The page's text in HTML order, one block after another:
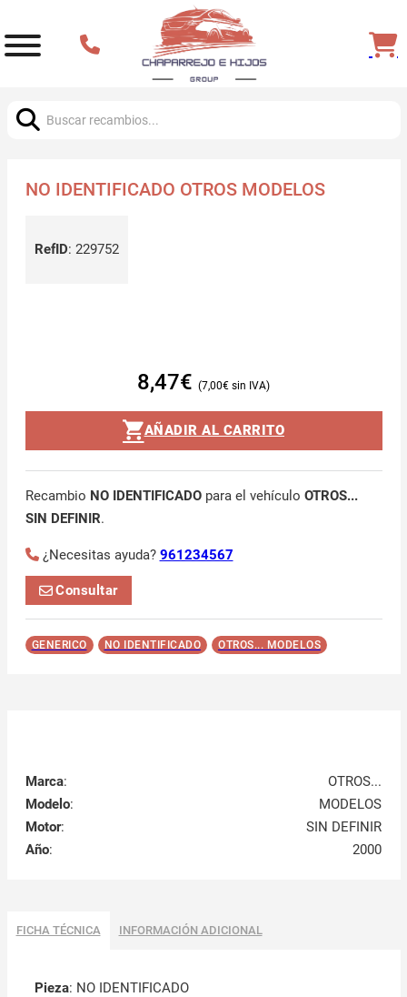
NO IDENTIFICADO OTROS MODELOS
RefID: 229752
8,47€ 7,00€
AÑADIR AL CARRITO
Recambio NO IDENTIFICADOpara el vehículo OTROS...
SIN DEFINIR.
¿Necesitas ayuda? 961234567
Consultar
GENERICO NO IDENTIFICADO OTROS... MODELOS
Marca:
OTROS...
Modelo:
MODELOS
Motor:
SIN DEFINIR
Año: 2000
FICHA TÉCNICA INFORMACIÓN ADICIONAL
Pieza: NO IDENTIFICADO